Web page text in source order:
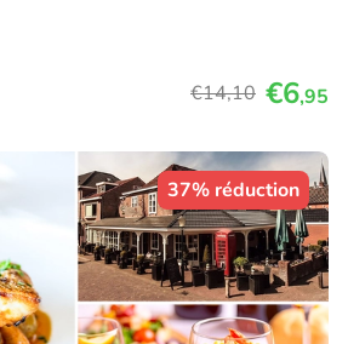
€14,10 €6,95
37% réduction